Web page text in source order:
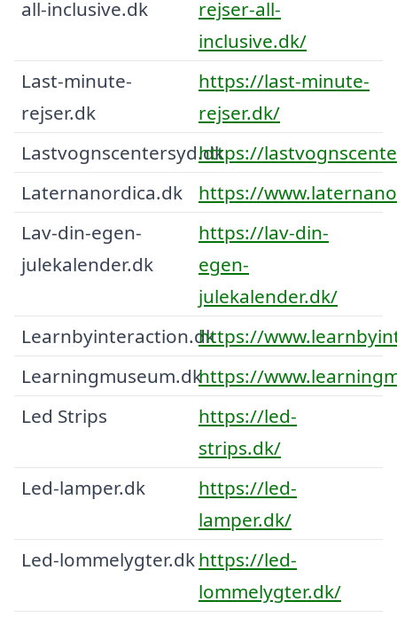
all-inclusive.dk
rejser-all-
inclusive.dk/
Last-minute-
rejser.dk
https://last-minute-
rejser.dk/
Lastvognscentersyd.dkhttps://
Laternanordica.dk
https://
Lav-din-egen-
julekalender.dk
https://lav-din-
egen-
julekalender.dk/
Learnbyinteraction.dkhttps://
Learningmuseum.dkhttps://
Led Strips
https://led-
strips.dk/
Led-lamper.dk
https://led-
lamper.dk/
Led-lommelygter.dkhttps://led-
lommelygter.dk/